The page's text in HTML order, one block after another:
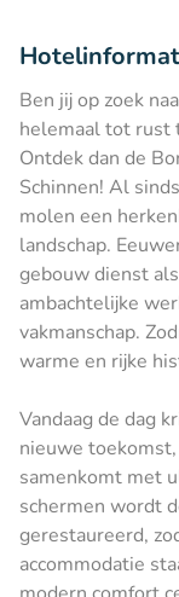
Ben jij op zoek
helemaal tot rust
Ontdek dan de
Schinnen! Al
molen een
landschap.
gebouw dienst
ambachtelijke
vakmanschap.
warme en rijke
Vandaag de dag
nieuwe
samenkomt met
schermen wordt
gerestaureerd,
accommodatie